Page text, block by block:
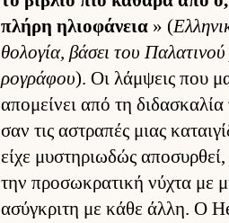
πλήρη ηλιο­φάνεια » (
θολογία, βάσει του
ρογράφου). Οι λάμ­ψεις που
απομεί­νει από τη διδασκαλία
σαν τις αστραπές μιας
είχε μυστηριω­δώς αποσυρ­θεί,
την προσωκρατική νύχτα με
ασύγκριτη με κάθε άλ­λη. Ο